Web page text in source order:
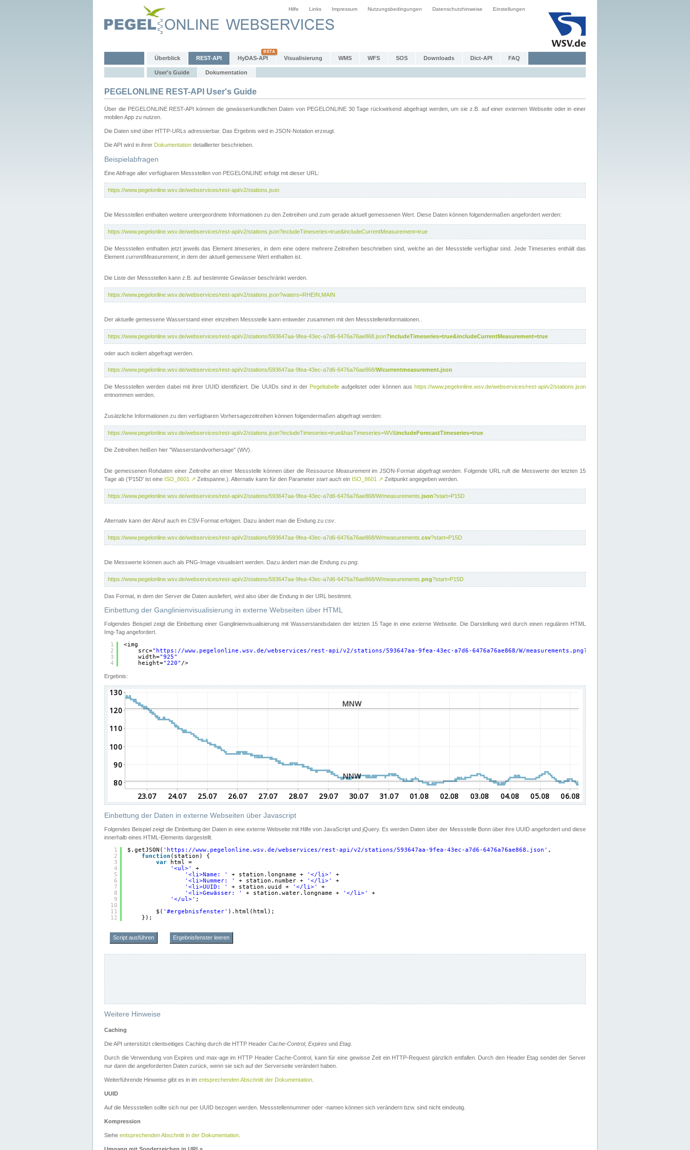
Hilfe Links Impressum Nutzungsbedingungen Datenschutzhinweise Einstellungen
Überblick REST-API HyDAS-API Visualisierung WMS WFS SOS Downloads Dict-API FAQ
User's Guide Dokumentation
PEGELONLINE REST-API User's Guide
Über die PEGELONLINE REST-API können die gewässerkundlichen Daten von PEGELONLINE 30 Tage rückwirkend abgefragt werden, um sie z.B. auf einer externen Webseite oder in einer
mobilen App zu nutzen.
Die Daten sind über HTTP-URLs adressierbar. Das Ergebnis wird in JSON-Notation erzeugt.
Die API wird in ihrer Dokumentation detaillierter beschrieben.
Beispielabfragen
Eine Abfrage aller verfügbaren Messstellen von PEGELONLINE erfolgt mit dieser URL:
https://www.pegelonline.wsv.de/webservices/rest-api/v2/stations.json
Die Messstellen enthalten weitere untergeordnete Informationen zu den Zeitreihen und zum gerade aktuell gemessenen Wert. Diese Daten können folgendermaßen angefordert werden:
https://www.pegelonline.wsv.de/webservices/rest-api/v2/stations.json?includeTimeseries=true&includeCurrentMeasurement=true
Die Messstellen enthalten jetzt jeweils das Elementtimeseries , in dem eine odere mehrere Zeitreihen beschrieben sind, welche an der Messstelle verfügbar sind. Jede Timeseries enthält das
Element currentMeasurement, in dem der aktuell gemessene Wert enthalten ist.
Die Liste der Messstellen kann z.B. auf bestimmte Gewässer beschränkt werden.
https://www.pegelonline.wsv.de/webservices/rest-api/v2/stations.json?waters=RHEIN,MAIN
Der aktuelle gemessene Wasserstand einer einzelnen Messstelle kann entweder zusammen mit den Messstelleninformationen..
https://www.pegelonline.wsv.de/webservices/rest-api/v2/stations/593647aa-9fea-43ec-a7d6-6476a76ae868.json?includeTimeseries=true&includeCurrentMeasurement=true
oder auch isoliert abgefragt werden.
https://www.pegelonline.wsv.de/webservices/rest-api/v2/stations/593647aa-9fea-43ec-a7d6-6476a76ae868/W/currentmeasurement.json
Die Messstellen werden dabei mit ihrer UUID identifiziert. Die UUIDs sind in der Pegeltabelle aufgelistet oder können aushttps://www.pegelonline.wsv.de/webservices/rest-api/v2/stations.json
entnommen werden.
Zusätzliche Informationen zu den verfügbaren Vorhersagezeitreihen können folgendermaßen abgefragt werden:
https://www.pegelonline.wsv.de/webservices/rest-api/v2/stations.json?includeTimeseries=true&hasTimeseries=WV&includeForecastTimeseries=true
Die Zeitreihen heißen hier "Wasserstandvorhersage" (WV).
Die gemessenen Rohdaten einer Zeitreihe an einer Messstelle können über die Ressource Measurementim JSON-Format abgefragt werden. Folgende URL ruft die Messwerte der letzten 15
Tage ab ('P15D' ist eine ISO_8601 ↗ Zeitspanne.). Alternativ kann für den Parameter startauch ein ISO_8601 ↗ Zeitpunkt angegeben werden.
https://www.pegelonline.wsv.de/webservices/rest-api/v2/stations/593647aa-9fea-43ec-a7d6-6476a76ae868/W/measurements. json?start=P15D
Alternativ kann der Abruf auch im CSV-Format erfolgen. Dazu ändert man die Endung zu csv
https://www.pegelonline.wsv.de/webservices/rest-api/v2/stations/593647aa-9fea-43ec-a7d6-6476a76ae868/W/measurements. csv?start=P15D
Die Messwerte können auch als PNG-Image visualisiert werden. Dazu ändert man die Endung zu png
https://www.pegelonline.wsv.de/webservices/rest-api/v2/stations/593647aa-9fea-43ec-a7d6-6476a76ae868/W/measurements. png?start=P15D
Das Format, in dem der Server die Daten ausliefert, wird also über die Endung in der URL bestimmt.
Einbettung der Ganglinienvisualisierung in externe Webseiten über HTML
Folgendes Beispiel zeigt die Einbettung einer Ganglinienvisualisierung mit Wasserstandsdaten der letzten 15 Tage in eine externe Webseite. Die Darstellung wird durch einen regulären HTML
Img-Tag angefordert.
1
2
3
4
<img
src=" https://www.pegelonline.wsv.de/webservices/rest-api/v2/stations/593647aa-9fea-43ec-a7d6-6476a76ae868/W/
width="925"
height="220" />
Ergebnis:
Einbettung der Daten in externe Webseiten über Javascript
Folgendes Beispiel zeigt die Einbettung der Daten in eine externe Webseite mit Hilfe von JavaScript und jQuery. Es werden Daten über der Messstelle Bonn über ihre UUID angefordert und diese
innerhalb eines HTML-Elements dargestellt.
1
2
3
4
5
6
7
8
9
10
11
12
$.getJSON( ' https://www.pegelonline.wsv.de/webservices/rest-api/v2/stations/593647aa-9fea-43ec-a7d6-6476a76ae868.json ' ,
function (station) {
var
html =
'<ul>'
+
'<li>Name: '
+ station.longname + '</li>'
+
'<li>Nummer: '
+ station.number + '</li>'
+
'<li>UUID: '
+ station.uuid + '</li>'
+
'<li>Gewässer: '
+ station.water.longname + '</li>'
+
'</ul>' ;
$( '#ergebnisfenster' ).html(html);
});
Script ausführen Ergebnisfenster leeren
Weitere Hinweise
Caching
Die API unterstützt clientseitiges Caching durch die HTTP Header Cache-Control, Expires und Etag.
Durch die Verwendung von Expires und max-age im HTTP Header Cache-Control, kann für eine gewisse Zeit ein HTTP-Request gänzlich entfallen. Durch den Header Etag sendet der Server
nur dann die angeforderten Daten zurück, wenn sie sich auf der Serverseite verändert haben.
Weiterführende Hinweise gibt es in im entsprechenden Abschnitt der Dokumentation.
UUID
Auf die Messstellen sollte sich nur per UUID bezogen werden. Messstellennummer oder -namen können sich verändern bzw. sind nicht eindeutig.
Kompression
Siehe entsprechenden Abschnitt in der Dokumentation.